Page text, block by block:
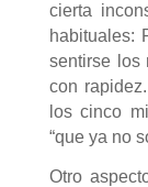
cierta
habituales:
sentirse los
con
los cinco
“que ya no
Otro